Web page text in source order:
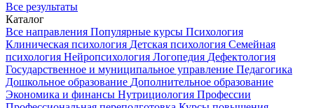
Все результаты
Каталог
Все направления Популярные курсы Психология
Клиническая психология Детская психология Семейная
психология Нейропсихология Логопедия Дефектология
Государственное и муниципальное управление Педагогика
Дошкольное образование Дополнительное образование
Экономика и финансы Нутрициология Профессии